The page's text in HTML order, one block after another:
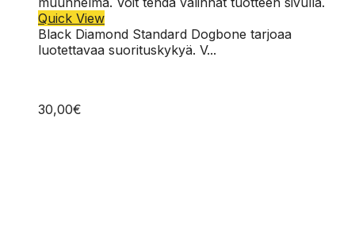
Quick View
Black Diamond Standard Dogbone tarjoaa
luotettavaa suorituskykyä. V...
30,00€